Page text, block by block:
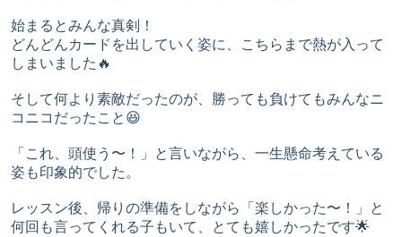
始まるとみんな真剣！
どんどんカードを出していく姿に、こちらまで熱が入って
しまいました🔥
そして何より素敵だったのが、勝っても負けてもみんなニ
コニコだったこと😆
「これ、頭使う〜！」と言いながら、一生懸命考えている
姿も印象的でした。
レッスン後、帰りの準備をしながら「楽しかった〜！」と
何回も言ってくれる子もいて、とても嬉しかったです🌟